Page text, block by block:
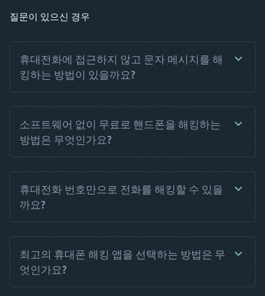
질문이 있으신 경우
휴대전화에 접근하지 않고 문자 메시지를 해
킹하는 방법이 있을까요?
웹 기반 알고리즘을 사용하면 대상 기기에 설치하지 않고도 휴
대전화 해킹 앱을 실행할 수 있습니다. 하지만 일부 제한 사항이
있습니다. 일반적으로 이러한 앱은 신뢰할 수 없을 수 있으며 해
킹 프로세스를 쉽게 만드는 기능이 부족할 수 있습니다.대상 휴
대폰에 대한 전체 액세스 권한을 얻으려면 Haqerra와 같은 신뢰
할 수있는 앱을 사용하는 것이 좋습니다. 설치가 쉽고 친숙한 사
용자 인터페이스를 가지고 있으며 필요한 모든 기능을 제공합
니다.
소프트웨어 없이 무료로 핸드폰을 해킹하는
방법은 무엇인가요?
무료로 핸드폰을 해킹하려면 매우 신중해야 합니다. 네, 무무료
앱들이 있긴 하지만, 선택할 때 주의가 필요하며 종종 신뢰할 수
없고 악성 소프트웨어를 포함하고 있을 수 있습니다. 안전한 선
택은 일반적으로 신뢰할 수 있는 회사의 유료 서비스입니다. 구
매 전에 앱의 도구 및 인터페이스에 대해 더 알고 싶다면 데모
버전을 시도해보세요.
휴대전화 번호만으로 전화를 해킹할 수 있을
까요?
전화 번호만을 필요로 하는 위치 추적 소프트웨어는 실제로 존
재합니다. 그러나 실시간으로 움직임을 추적하거나 위치 기록
에 액세스할 수는 없습니다. 반면에 휴대전화 스파이 앱인
Haqerra는 종합적인 GPS 추적 솔루션을 제공합니다. 원하는 시
점에 대상의 위치를 추적하고 이들의 움직임에 대한 알림을 받
최고의 휴대폰 해킹 앱을 선택하는 방법은 무
엇인가요?